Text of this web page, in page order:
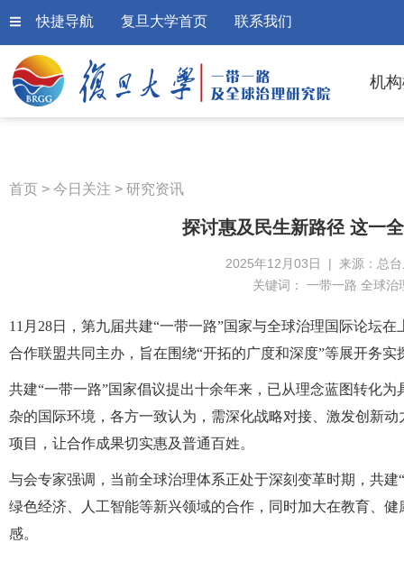
快捷导航 复旦大学首页 联系我们
机
首页 > 今日关注 > 研究资讯
探讨惠及民生新路径 这一
2025年12月03日 | 来源：总
关键词： 一带一路 全球治
11月28日，第九届共建“一带一路”国家与全球治理国际论坛
合作联盟共同主办，旨在围绕“开拓的广度和深度”等展开务实
共建“一带一路”国家倡议提出十余年来，已从理念蓝图转化
杂的国际环境，各方一致认为，需深化战略对接、激发创新
项目，让合作成果切实惠及普通百姓。
与会专家强调，当前全球治理体系正处于深刻变革时期，共
绿色经济、人工智能等新兴领域的合作，同时加大在教育、
感。